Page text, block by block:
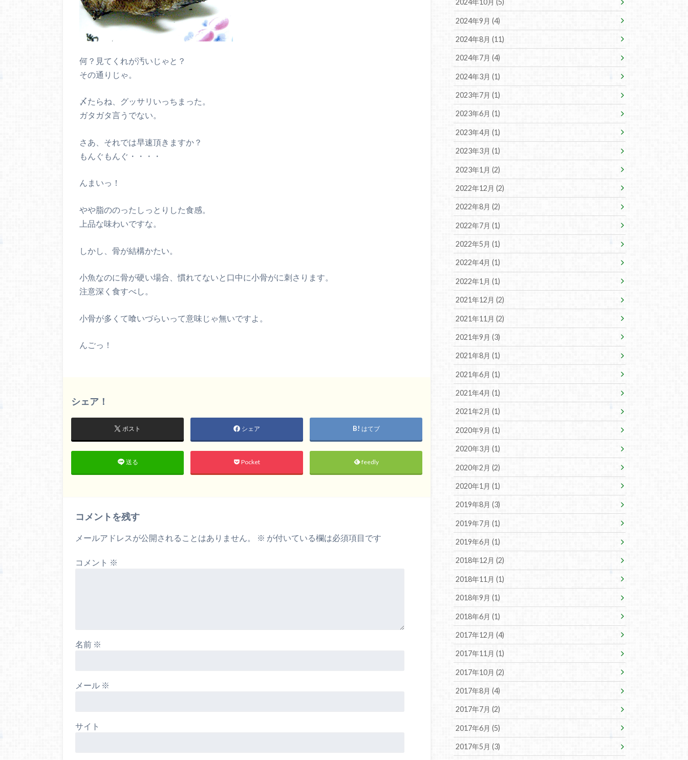
何？見てくれが汚いじゃと？
その通りじゃ。
〆たらね、グッサリいっちまった。
ガタガタ言うでない。
さあ、それでは早速頂きますか？
もんぐもんぐ・・・・
んまいっ！
やや脂ののったしっとりした食感。
上品な味わいですな。
しかし、骨が結構かたい。
小魚なのに骨が硬い場合、慣れてないと口中に小骨がに刺さります。
注意深く食すべし。
小骨が多くて喰いづらいって意味じゃ無いですよ。
んごっ！
シェア！
ポスト シェア はてブ
送る Pocket feedly
コメントを残す
メールアドレスが公開されることはありません。 ※ が付いている欄は必須項目です
コメント ※
名前 ※
メール ※
サイト
2024年10月 (5)
2024年9月 (4)
2024年8月 (11)
2024年7月 (4)
2024年3月 (1)
2023年7月 (1)
2023年6月 (1)
2023年4月 (1)
2023年3月 (1)
2023年1月 (2)
2022年12月 (2)
2022年8月 (2)
2022年7月 (1)
2022年5月 (1)
2022年4月 (1)
2022年1月 (1)
2021年12月 (2)
2021年11月 (2)
2021年9月 (3)
2021年8月 (1)
2021年6月 (1)
2021年4月 (1)
2021年2月 (1)
2020年9月 (1)
2020年3月 (1)
2020年2月 (2)
2020年1月 (1)
2019年8月 (3)
2019年7月 (1)
2019年6月 (1)
2018年12月 (2)
2018年11月 (1)
2018年9月 (1)
2018年6月 (1)
2017年12月 (4)
2017年11月 (1)
2017年10月 (2)
2017年8月 (4)
2017年7月 (2)
2017年6月 (5)
2017年5月 (3)